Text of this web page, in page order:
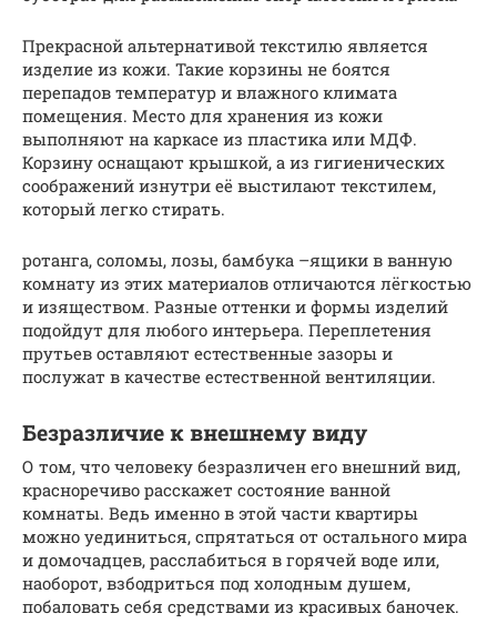
Прекрасной альтернативой текстилю является
изделие из кожи. Такие корзины не боятся
перепадов температур и влажного климата
помещения. Место для хранения из кожи
выполняют на каркасе из пластика или МДФ.
Корзину оснащают крышкой, а из гигиенических
соображений изнутри её выстилают текстилем,
который легко стирать.
ротанга, соломы, лозы, бамбука –ящики в ванную
комнату из этих материалов отличаются лёгкостью
и изяществом. Разные оттенки и формы изделий
подойдут для любого интерьера. Переплетения
прутьев оставляют естественные зазоры и
послужат в качестве естественной вентиляции.
Безразличие к внешнему виду
О том, что человеку безразличен его внешний вид,
красноречиво расскажет состояние ванной
комнаты. Ведь именно в этой части квартиры
можно уединиться, спрятаться от остального мира
и домочадцев, расслабиться в горячей воде или,
наоборот, взбодриться под холодным душем,
побаловать себя средствами из красивых баночек.